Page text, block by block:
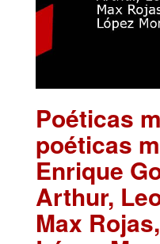
Poéticas
poéticas
Enrique
Arthur,
Max